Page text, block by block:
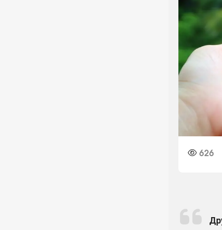
626